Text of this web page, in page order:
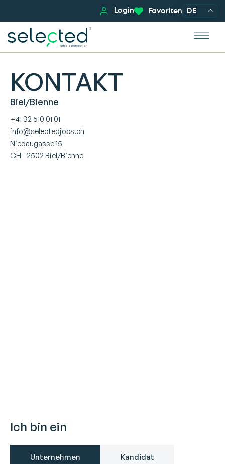
Login Favoriten DE
KONTAKT
Biel/Bienne
+41 32 510 01 01
info@selectedjobs.ch
Niedaugasse 15
CH - 2502 Biel/Bienne
Ich bin ein
Unternehmen Kandidat